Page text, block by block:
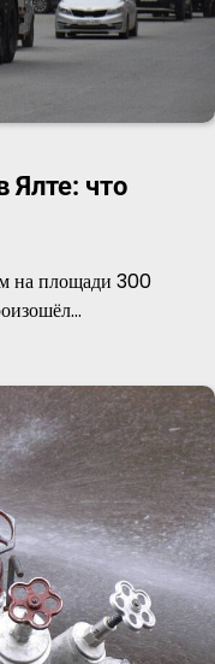
Ялте: что
на площади 300